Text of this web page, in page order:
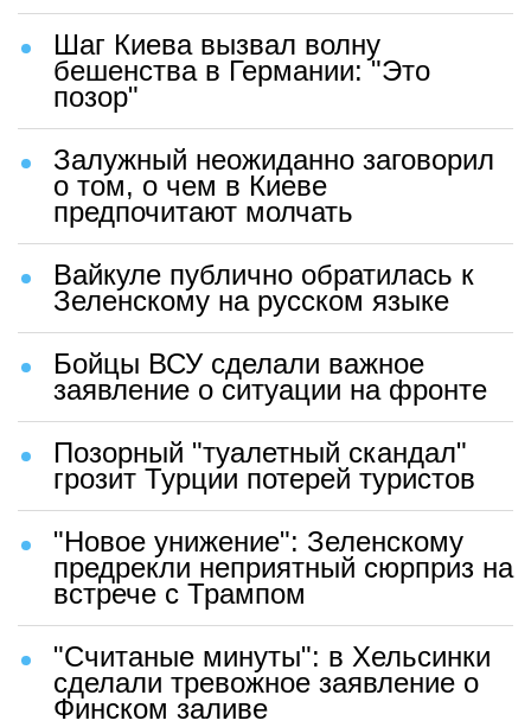
Шаг Киева вызвал волну
бешенства в Германии: "Это
позор"
Залужный неожиданно заговорил
о том, о чем в Киеве
предпочитают молчать
Вайкуле публично обратилась к
Зеленскому на русском языке
Бойцы ВСУ сделали важное
заявление о ситуации на фронте
Позорный "туалетный скандал"
грозит Турции потерей туристов
"Новое унижение": Зеленскому
предрекли неприятный сюрприз на
встрече с Трампом
"Считаные минуты": в Хельсинки
сделали тревожное заявление о
Финском заливе